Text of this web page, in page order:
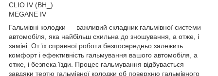
CLIO IV (BH_)
MEGANE IV
Гальмівні колодки — важливий складник гальмівної системи
автомобіля, яка найбільш схильна до зношування, а отже, і
заміні. От їх справної роботи безпосередньо залежить
комфорт і ефективність гальмування вашого автомобіля, а
отже, і безпека їзди. Процес гальмування відбувається
завдяки тертю гальмівної колодки об поверхню гальмівного